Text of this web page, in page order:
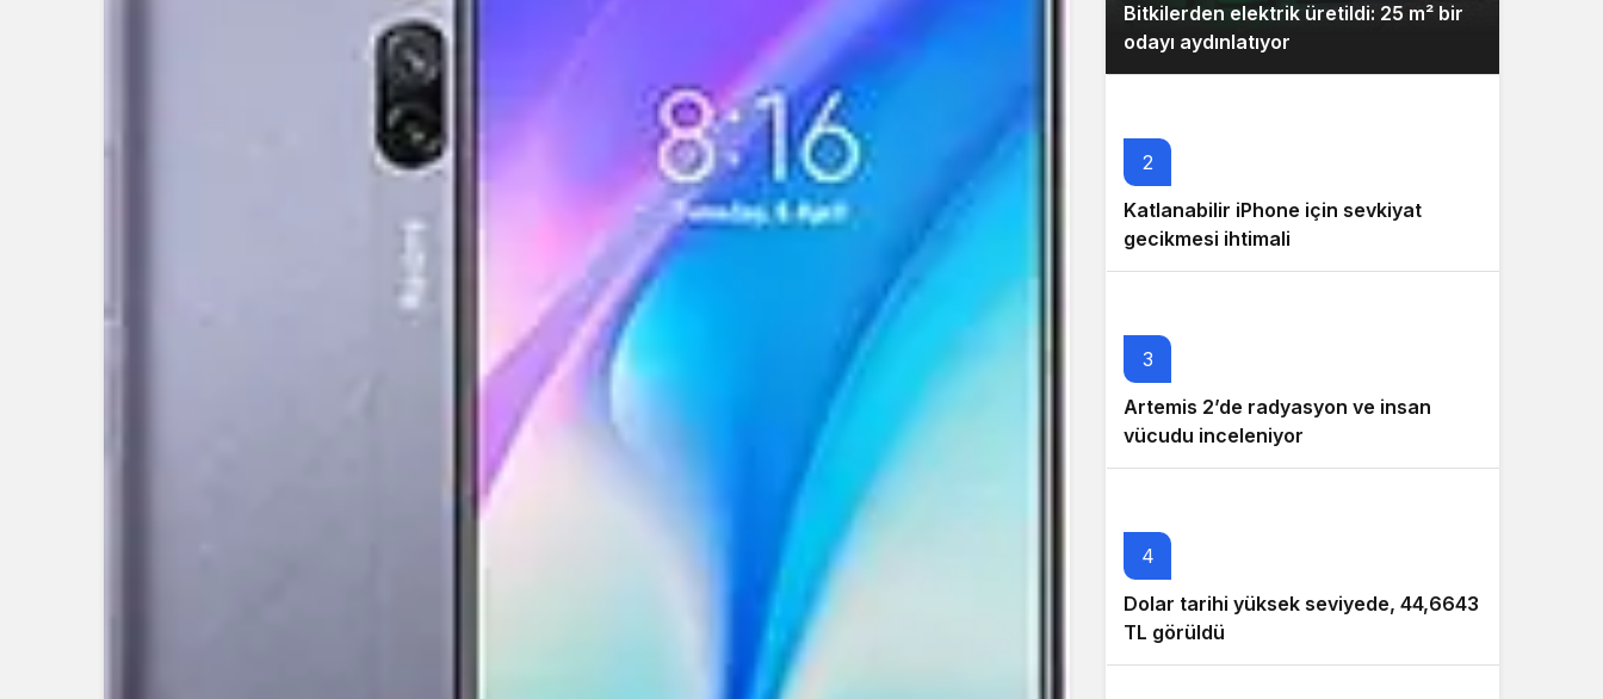
Bitkilerden elektrik üretildi: 25 m² bir
odayı aydınlatıyor
2
Katlanabilir iPhone için sevkiyat
gecikmesi ihtimali
3
Artemis 2’de radyasyon ve insan
vücudu inceleniyor
4
Dolar tarihi yüksek seviyede, 44,6643
TL görüldü